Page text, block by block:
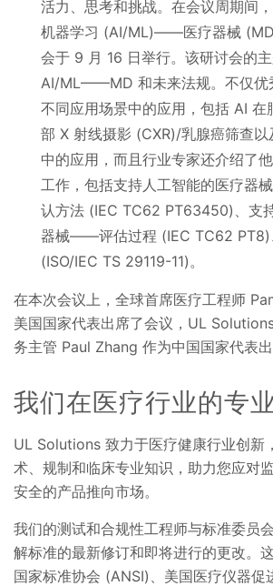
活力、思考和挑战。在会议周期间
机器学习 (AI/ML)——医疗器械
会于 9 月 16 日举行。该研讨会的
AI/ML——MD 和未来法规。不仅优
不同应用场景中的应用，包括 AI 在
部 X 射线摄影 (CXR)/乳腺癌筛查
中的应用，而且行业专家还介绍了
工作，包括支持人工智能的医疗器
认方法 (IEC TC62 PT63450)、支
器械——评估过程 (IEC TC62 PT8)
(ISO/IEC TS 29119-11)。
在本次会议上，全球首席医疗工程师
美国国家代表出席了会议，UL
务主管 Paul Zhang 作为中国国家代表出
我们在医疗行业的专
UL Solutions 致力于医疗健康行业创新
术、规制和临床专业知识，助力您应对
安全的产品推向市场。
我们的测试和合规性工程师与标准委员
解标准的最新修订和即将进行的更改。
国家标准协会 (ANSI)、美国医疗仪器促